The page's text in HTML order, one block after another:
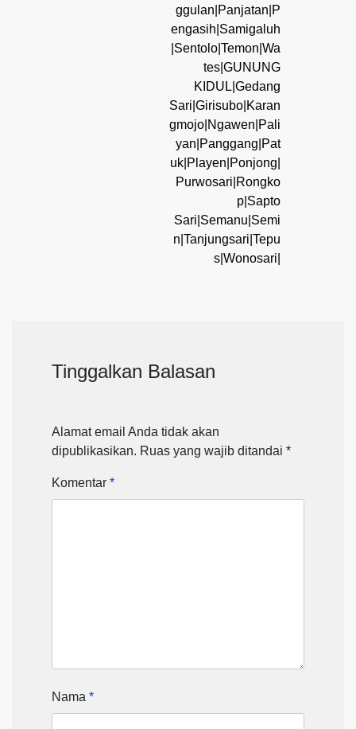
ggulan|Panjatan|P
engasih|Samigaluh
|Sentolo|Temon|Wa
tes|GUNUNG
KIDUL|Gedang
Sari|Girisubo|Karan
gmojo|Ngawen|Pali
yan|Panggang|Pat
uk|Playen|Ponjong|
Purwosari|Rongko
p|Sapto
Sari|Semanu|Semi
n|Tanjungsari|Tepu
s|Wonosari|
Tinggalkan Balasan
Alamat email Anda tidak akan
dipublikasikan. Ruas yang wajib ditandai *
Komentar *
Nama *